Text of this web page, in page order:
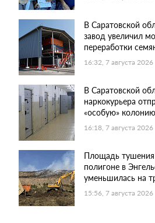
В Саратовской
завод увеличил
переработки
16:32, 7 августа 2026
В Саратовской
наркокурьера
«особую» колонию
16:18, 7 августа 2026
Площадь
полигоне в
уменьшилась на
15:56, 7 августа 2026